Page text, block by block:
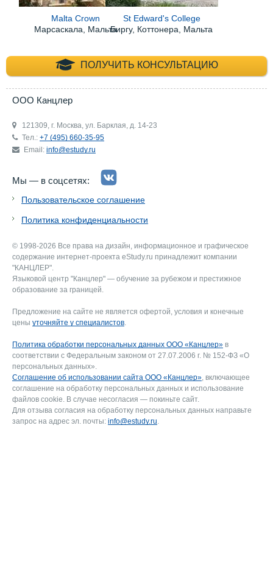
Malta Crown
Марсаскала, Мальта
St Edward's College
Биргу, Коттонера, Мальта
ПОЛУЧИТЬ КОНСУЛЬТАЦИЮ
+7 (495) 660-35-
ООО Канцлер
121309, г. Москва, ул. Барклая, д. 14-23
Тел.: +7 (495) 660-35-95
Email: info@estudy.ru
Мы — в соцсетях:
Пользовательское соглашение
Политика конфиденциальности
© 1998-2026 Все права на дизайн, информационное и графическое
содержание интернет-проекта eStudy.ru принадлежит компании
"КАНЦЛЕР".
Языковой центр "Канцлер" — обучение за рубежом и престижное
образование за границей.
Предложение на сайте не является офертой, условия и конечные
цены уточняйте у специалистов.
Политика обработки персональных данных ООО «Канцлер» в
соответствии с Федеральным законом от 27.07.2006 г. № 152-ФЗ «О
персональных данных».
Соглашение об использовании сайта ООО «Канцлер», включающее
соглашение на обработку персональных данных и использование
файлов cookie. В случае несогласия — покиньте сайт.
Для отзыва согласия на обработку персональных данных направьте
запрос на адрес эл. почты: info@estudy.ru.